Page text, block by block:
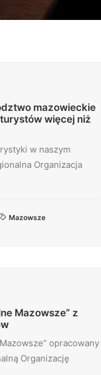
mazowieckie
więcej niż
w naszym
Organizacja
Mazowsze
Mazowsze” z
opracowany
Organizację